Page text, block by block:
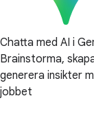
Chatta med AI i
Brainstorma,
generera insikter
jobbet